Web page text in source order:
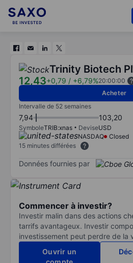
Trinity Biotech
12,43+0,79 / +6,79%20:00:00
Acheter
Intervalle de 52 semaines
7,94 103,20
SymboleTRIB:xnas DeviseUSD
NASDAQ
Closed
15 minutes différées
Données fournies par
Commencer à investir?
Investir malin dans des actions
tarrifs avantageux. Investir
investissement peut perdre de la
Ouvrir un